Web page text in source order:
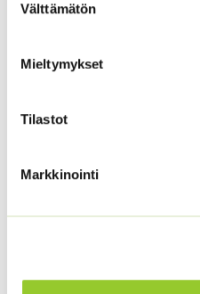
valinta
Välttämätön
Mieltymykset
Tilastot
Markkinointi
Koristekurpitsa Con
4,50€